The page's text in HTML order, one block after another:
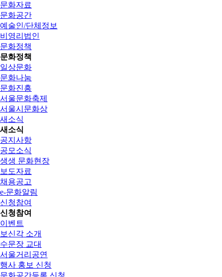
문화자료
문화공간
예술인/단체정보
비영리법인
문화정책
문화정책
일상문화
문화나눔
문화진흥
서울문화축제
서울시문화상
새소식
새소식
공지사항
공모소식
생생 문화현장
보도자료
채용공고
e-문화알림
신청참여
신청참여
이벤트
보신각 소개
수문장 교대
서울거리공연
행사 홍보 신청
문화공간등록 신청